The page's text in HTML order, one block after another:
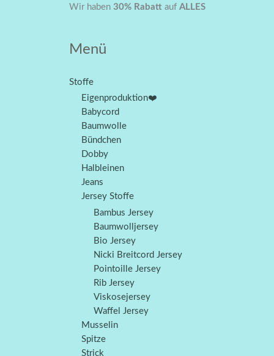
Wir haben 30% Rabatt auf ALLES
Menü
Stoffe
Eigenproduktion❤️
Babycord
Baumwolle
Bündchen
Dobby
Halbleinen
Jeans
Jersey Stoffe
Bambus Jersey
Baumwolljersey
Bio Jersey
Nicki Breitcord Jersey
Pointoille Jersey
Rib Jersey
Viskosejersey
Waffel Jersey
Musselin
Spitze
Strick
Ursprünglicher
CHF 18.00
Aktueller
CHF 12.60.